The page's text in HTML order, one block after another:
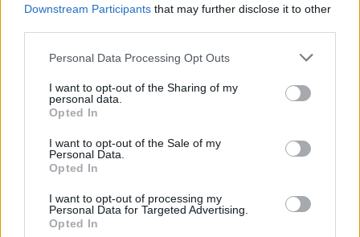
Downstream Participants that may further disclose it to other
Personal Data Processing Opt Outs
I want to opt-out of the Sharing of my
personal data.
Opted In
I want to opt-out of the Sale of my
Personal Data.
Opted In
I want to opt-out of processing my
Personal Data for Targeted Advertising.
Opted In
Internacionales
Onomástica. Todos los santos
Semanas Internacionales
Qué se celebra el día de mi cumpleaños
Los mejores canales de Youtube según
nuestra audiencia. ¡Participa!